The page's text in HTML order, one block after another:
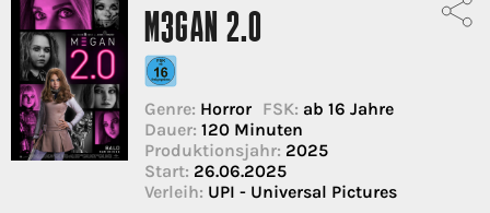
M3GAN 2.0
Genre: Horror FSK: ab 16 Jahre
Dauer: 120 Minuten
Produktionsjahr: 2025
Start: 26.06.2025
Verleih: UPI - Universal Pictures